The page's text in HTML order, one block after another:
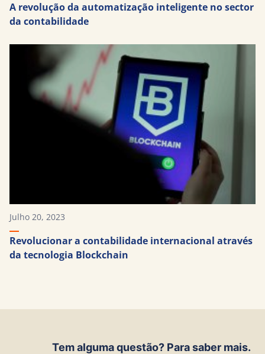
A revolução da automatização inteligente no sector
da contabilidade
Julho 20, 2023
Revolucionar a contabilidade internacional através
da tecnologia Blockchain
Tem alguma questão? Para saber mais.